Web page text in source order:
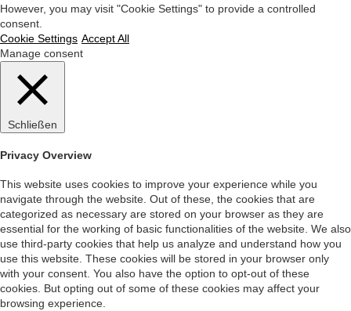
However, you may visit "Cookie Settings" to provide a controlled
consent.
Cookie Settings Accept All
Manage consent
Schließen
Privacy Overview
This website uses cookies to improve your experience while you
navigate through the website. Out of these, the cookies that are
categorized as necessary are stored on your browser as they are
essential for the working of basic functionalities of the website. We also
use third-party cookies that help us analyze and understand how you
use this website. These cookies will be stored in your browser only
with your consent. You also have the option to opt-out of these
cookies. But opting out of some of these cookies may affect your
browsing experience.